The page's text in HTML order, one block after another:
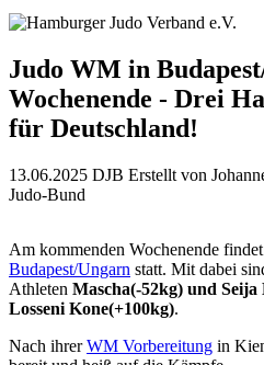
Judo WM in
Wochenende - Drei
für Deutschland!
13.06.2025 DJB Erstellt von
Judo-Bund
Am kommenden Wochenende
Budapest/Ungarn statt. Mit dabei
Athleten Mascha(-52kg) und Seija
Losseni Kone(+100kg).
Nach ihrerWM Vorbereitung in